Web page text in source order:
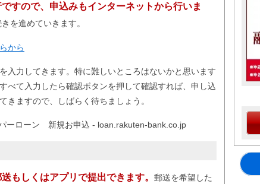
すので、申込みもインターネットから行いま
を進めていきます。
から
入力してきます。特に難しいところはないかと思います
べて入力したら確認ボタンを押して確認すれば、申し込
きますので、しばらく待ちましょう。
もしくはアプリで提出できます。 郵送を希望した